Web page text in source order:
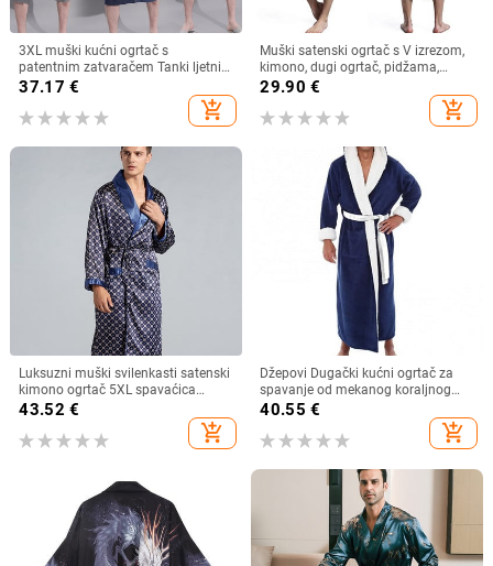
3XL muški kućni ogrtač s
patentnim zatvaračem Tanki ljetni
karirani ogrtači za spavanje Plus
veličina Ležerna široka dugačka
spavaćica za kupanje Haljina za
37.17 €
add_shopping_cart
Muški satenski ogrtač s V izrezom,
kimono, dugi ogrtač, pidžama,
spavaćica, spavaćica, božićni
29.90 €
add_shopping_cart
Luksuzni muški svilenkasti satenski
kimono ogrtač 5XL spavaćica
dugih rukava Ogrtač za kupanje
Prevelika satenska spavaćica
Ljetna kućna odjeća
43.52 €
add_shopping_cart
Džepovi Dugački kućni ogrtač za
spavanje od mekanog koraljnog
flisa u boji blokova
40.55 €
add_shopping_cart